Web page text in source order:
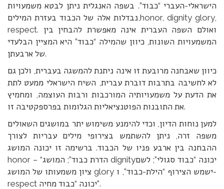
הישראלי-העברי “כבוד”. בשפה האנגלית ניתן לבטא משמעויות
נבדלות אלה של הכבוד בעזרת המילים,honor, dignity glory,
respect. ואולם השפה העברית אינה מאפשרת להבחין בין
המשמעויות השונות, כיוון שהמילה “כבוד” היא המציין הבלעדי
של ארבעתן.
כיוון שאבחנה מרובעת זו אינה ניתנת להמשגה בעברית, ולכן גם
לא לחשיבה בתרבות דוברת עברית, השיח הישראלי ממעט לתת
את הדעת על משמעויותיה המורכבות ורבות העוצמה, ומחמיץ
את התובנות הפוטנציאליות הגלומות בפרספקטיבה זו.
למען נוחות הדיון, וכדי להימנע משימוש יתר במושגים השאולים
משפה זרה, ניתן להשתמש בצירופי מילים עבריות לצורך
ההבחנה בין ארבע פניו של הכבוד. ברשימה זו יכונה המושג
honor – “הדרת כבוד”; המושג dignityיכונה “כבוד סגולי”; לשם
ציון משמעותו של המושג glory ישמש הצירוף “הילת-כבוד”, ו-
respect יכונה “כבוד מחיה”.